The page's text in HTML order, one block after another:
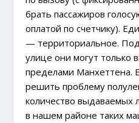
брать пассажиров
оплатой по счетчику).
— территориальное.
улице они могут
пределами Манхеттена.
решить проблему
количество выдаваемых
в нашем районе таких